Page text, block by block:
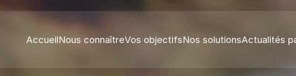
AccueilNous connaîtreVos objectifsNos solutionsActualités